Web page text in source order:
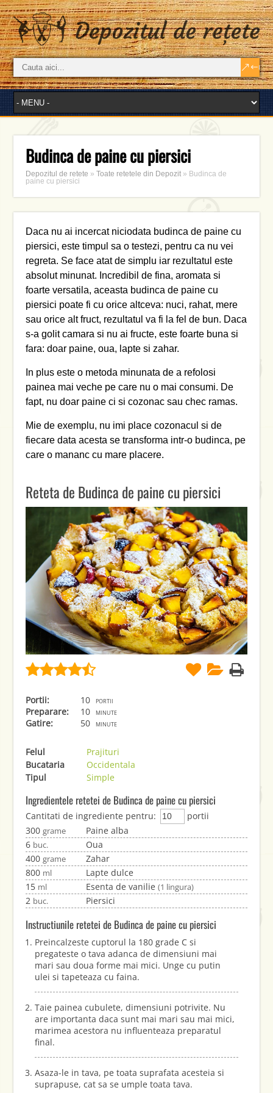
Budinca de paine cu piersici
Depozitul de retete »Toate retetele din Depozit » Budinca de
paine cu piersici
Daca nu ai incercat niciodata budinca de paine cu
piersici, este timpul sa o testezi, pentru ca nu vei
regreta. Se face atat de simplu iar rezultatul este
absolut minunat. Incredibil de fina, aromata si
foarte versatila, aceasta budinca de paine cu
piersici poate fi cu orice altceva: nuci, rahat, mere
sau orice alt fruct, rezultatul va fi la fel de bun. Daca
s-a golit camara si nu ai fructe, este foarte buna si
fara: doar paine, oua, lapte si zahar.
In plus este o metoda minunata de a refolosi
painea mai veche pe care nu o mai consumi. De
fapt, nu doar paine ci si cozonac sau chec ramas.
Mie de exemplu, nu imi place cozonacul si de
fiecare data acesta se transforma intr-o budinca, pe
care o mananc cu mare placere.
Reteta de Budinca de paine cu piersici
Portii: 10 portii
Preparare: 10 minute
Gatire: 50 minute
Felul
Prajituri
Bucataria
Occidentala
Tipul
Simple
Ingredientele retetei de Budinca de paine cu piersici
Cantitati de ingrediente pentru:
portii
300 grame
Paine alba
6 buc.
Oua
400 grame
Zahar
800 ml
Lapte dulce
15 ml Esenta de vanilie (1 lingura)
2 buc. Piersici
Instructiunile retetei de Budinca de paine cu piersici
Preincalzeste cuptorul la 180 grade C si
pregateste o tava adanca de dimensiuni mai
mari sau doua forme mai mici. Unge cu putin
ulei si tapeteaza cu faina.
Taie painea cubulete, dimensiuni potrivite. Nu
are importanta daca sunt mai mari sau mai mici,
marimea acestora nu influenteaza preparatul
final.
Asaza-le in tava, pe toata suprafata acesteia si
suprapuse, cat sa se umple toata tava.